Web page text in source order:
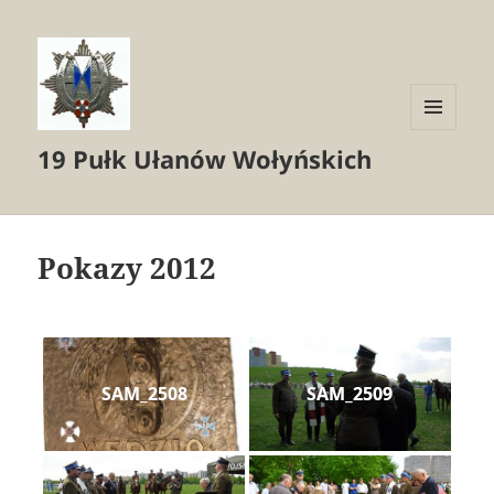
19 Pułk Ułanów Wołyńskich
Pokazy 2012
SAM_2508 SAM_2509